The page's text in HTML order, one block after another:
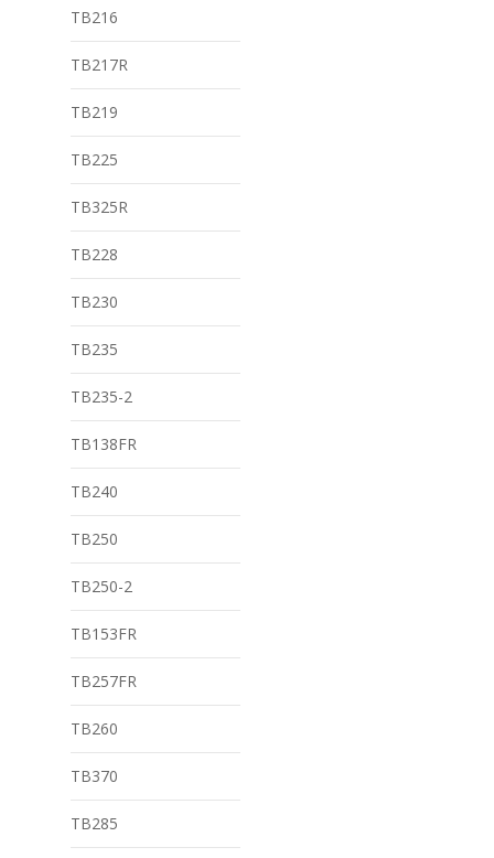
TB216
TB217R
TB219
TB225
TB325R
TB228
TB230
TB235
TB235-2
TB138FR
TB240
TB250
TB250-2
TB153FR
TB257FR
TB260
TB370
TB285